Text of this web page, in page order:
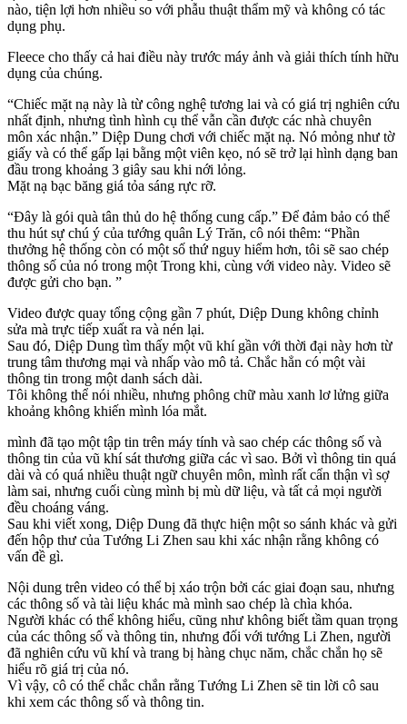
nào, tiện lợi hơn nhiều so với phẫu thuật thẩm mỹ và không có tác
dụng phụ.
Fleece cho thấy cả hai điều này trước máy ảnh và giải thích tính hữu
dụng của chúng.
“Chiếc mặt nạ này là từ công nghệ tương lai và có giá trị nghiên cứu
nhất định, nhưng tình hình cụ thể vẫn cần được các nhà chuyên
môn xác nhận.” Diệp Dung chơi với chiếc mặt nạ. Nó mỏng như tờ
giấy và có thể gấp lại bằng một viên kẹo, nó sẽ trở lại hình dạng ban
đầu trong khoảng 3 giây sau khi nới lỏng.
Mặt nạ bạc băng giá tỏa sáng rực rỡ.
“Đây là gói quà tân thủ do hệ thống cung cấp.” Để đảm bảo có thể
thu hút sự chú ý của tướng quân Lý Trăn, cô nói thêm: “Phần
thưởng hệ thống còn có một số thứ nguy hiểm hơn, tôi sẽ sao chép
thông số của nó trong một Trong khi, cùng với video này. Video sẽ
được gửi cho bạn. ”
Video được quay tổng cộng gần 7 phút, Diệp Dung không chỉnh
sửa mà trực tiếp xuất ra và nén lại.
Sau đó, Diệp Dung tìm thấy một vũ khí gần với thời đại này hơn từ
trung tâm thương mại và nhấp vào mô tả. Chắc hẳn có một vài
thông tin trong một danh sách dài.
Tôi không thể nói nhiều, nhưng phông chữ màu xanh lơ lửng giữa
khoảng không khiến mình lóa mắt.
mình đã tạo một tập tin trên máy tính và sao chép các thông số và
thông tin của vũ khí sát thương giữa các vì sao. Bởi vì thông tin quá
dài và có quá nhiều thuật ngữ chuyên môn, mình rất cẩn thận vì sợ
làm sai, nhưng cuối cùng mình bị mù dữ liệu, và tất cả mọi người
đều choáng váng.
Sau khi viết xong, Diệp Dung đã thực hiện một so sánh khác và gửi
đến hộp thư của Tướng Li Zhen sau khi xác nhận rằng không có
vấn đề gì.
Nội dung trên video có thể bị xáo trộn bởi các giai đoạn sau, nhưng
các thông số và tài liệu khác mà mình sao chép là chìa khóa.
Người khác có thể không hiểu, cũng như không biết tầm quan trọng
của các thông số và thông tin, nhưng đối với tướng Li Zhen, người
đã nghiên cứu vũ khí và trang bị hàng chục năm, chắc chắn họ sẽ
hiểu rõ giá trị của nó.
Vì vậy, cô có thể chắc chắn rằng Tướng Li Zhen sẽ tin lời cô sau
khi xem các thông số và thông tin.